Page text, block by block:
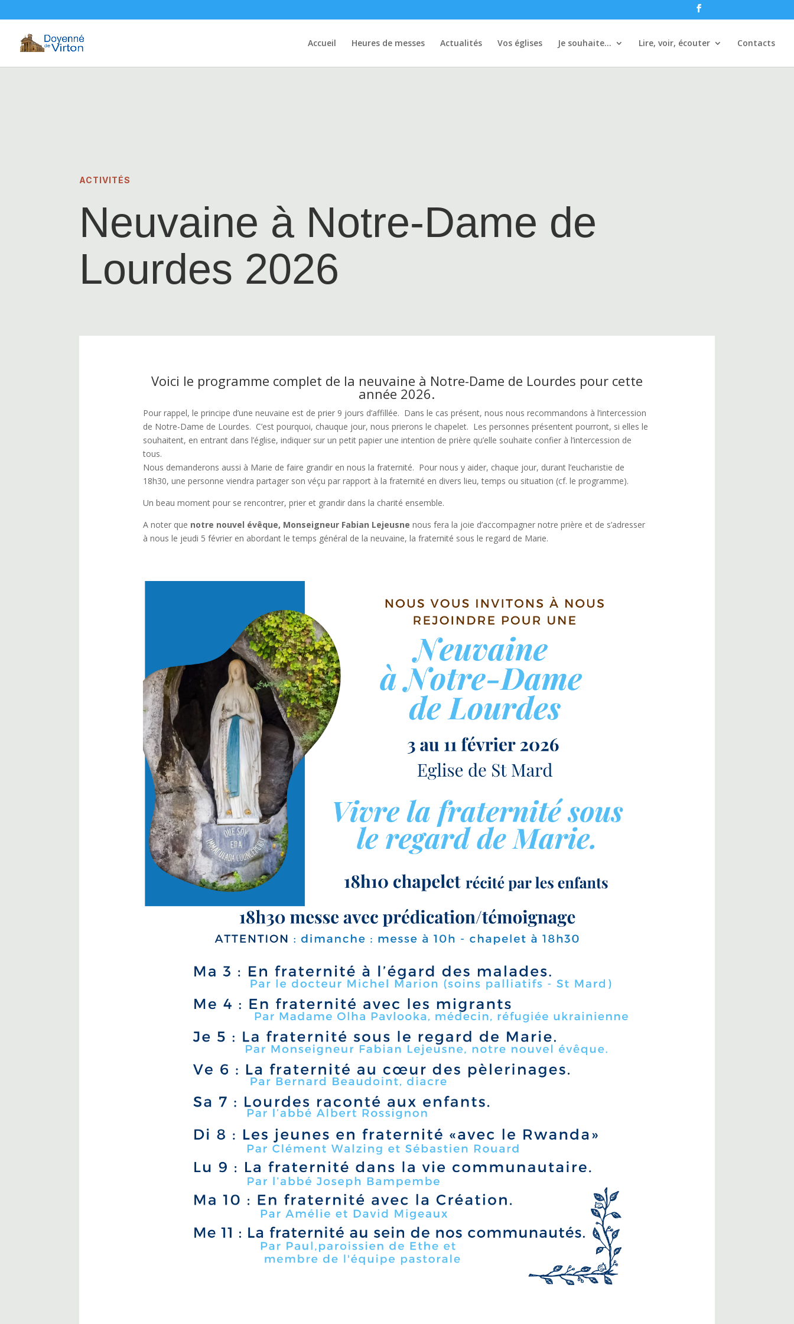
Accueil Heures de messes Actualités Vos églises Je souhaite… Lire, voir, écouter Contacts
ACTIVITÉS
Neuvaine à Notre-Dame de
Lourdes 2026
Voici le programme complet de la neuvaine à Notre-Dame de Lourdes pour cette
année 2026.
Pour rappel, le principe d’une neuvaine est de prier 9 jours d’affillée. Dans le cas présent, nous nous recommandons à l’intercession
de Notre-Dame de Lourdes. C’est pourquoi, chauque jour, nous prierons le chapelet. Les personnes présentent pourront, si elles le
souhaitent, en entrant dans l’église, indiquer sur un petit papier une intention de prière qu’elle souhaite confier à l’intercession de
tous.
Nous demanderons aussi à Marie de faire grandir en nous la fraternité. Pour nous y aider, chaque jour, durant l’eucharistie de
18h30, une personne viendra partager son véçu par rapport à la fraternité en divers lieu, temps ou situation (cf. le programme).
Un beau moment pour se rencontrer, prier et grandir dans la charité ensemble.
A noter que notre nouvel évêque, Monseigneur Fabian Lejeusne nous fera la joie d’accompagner notre prière et de s’adresser
à nous le jeudi 5 février en abordant le temps général de la neuvaine, la fraternité sous le regard de Marie.